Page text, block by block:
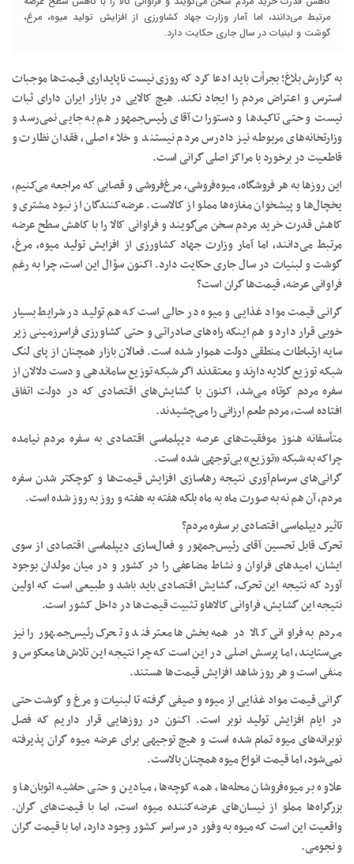
مرتبط می‌دانند، اما آمار وزارت جهاد کشاورزی از افزایش تولید میوه، مرغ،
گوشت و لبنیات در سال جاری حکایت دارد.
به گزارش بلاغ؛ بجرأت باید ادعا کرد که روزی نیست ناپایداری قیمت‌ها موجبات
استرس و اعتراض مردم را ایجاد نکند. هیچ کالایی در بازار ایران دارای ثبات
نیست و حتی تاکیدها و دستورات آقای رئیس‌جمهور هم به جایی نمی‌رسد و
وزارتخانه‌های مربوطه نیز دادرس مردم نیستند و خلاء اصلی، فقدان نظارت و
قاطعیت در برخورد با مراکز اصلی گرانی است.
این روز‌ها به هر فروشگاه، میوه‌فروشی، مرغ‌فروشی و قصابی که مراجعه می‌کنیم،
یخچال‌ها و پیشخوان مغازه‌ها مملو از کالاست. عرضه‌کنندگان از نبود مشتری و
کاهش قدرت خرید مردم سخن می‌گویند و فراوانی کالا را با کاهش سطح عرضه
مرتبط می‌دانند، اما آمار وزارت جهاد کشاورزی از افزایش تولید میوه، مرغ،
گوشت و لبنیات در سال جاری حکایت دارد. اکنون سؤال این است، چرا به رغم
فراوانی عرضه، قیمت‌ها گران است؟
گرانی قیمت مواد غذایی و میوه در حالی است که هم تولید در شرایط بسیار
خوبی قرار دارد و هم اینکه راه‌های صادراتی و حتی کشاورزی فراسرزمینی زیر
سایه ارتباطات منطقی دولت هموار شده است. فعالان بازار همچنان از پای لنگ
شبکه توزیع گلایه دارند و معتقدند اگر شبکه توزیع ساماندهی و دست دلالان از
سفره مردم کوتاه می‌شد، اکنون با گشایش‌های اقتصادی که در دولت اتفاق
افتاده است، مردم طعم ارزانی را می‌چشیدند.
متأسفانه هنوز موفقیت‌های عرصه دیپلماسی اقتصادی به سفره مردم نیامده
چراکه به شبکه «توزیع» بی‌توجهی شده است.
گرانی‌های سرسام‌آوری نتیجه رهاسازی افزایش قیمت‌ها و کوچکتر شدن سفره
مردم، آن هم نه به صورت ماه به ماه بلکه هفته به هفته و روز به روز شده است.
تاثیر دیپلماسی اقتصادی بر سفره مردم؟
تحرک قابل تحسین آقای رئیس‌جمهور و فعال‌سازی دیپلماسی اقتصادی از سوی
ایشان، امیدهای فراوان و نشاط مضاعفی را در کشور و در میان مولدان بوجود
آورد که نتیجه این تحرک، گشایش اقتصادی باید باشد و طبیعی است که اولین
نتیجه این گشایش، فراوانی کالاهاو تثبیت قیمت‌ها در داخل کشور است.
مردم به فراوانی کالا در همه بخش‌ها معترفند و تحرک رئیس‌جمهور را نیز
می‌ستایند، اما پرسش اصلی در این است که چرا نتیجه این تلاش‌ها معکوس و
منفی است و هر روز شاهد افزایش قیمت‌ها هستند.
گرانی قیمت مواد غذایی از میوه و صیفی گرفته تا لبنیات و مرغ و گوشت حتی
در ایام افزایش تولید نوبر است. اکنون در روز‌هایی قرار داریم که فصل
نوبرانه‌های میوه تمام شده است و هیچ توجیهی برای عرضه میوه گران پذیرفته
نمی‌شود، اما قیمت انواع میوه همچنان بالاست.
علاوه بر میوه‌فروشان محله‌ها، همه کوچه‌ها، میادین و حتی حاشیه اتوبان‌ها و
بزرگراه‌ها مملو از نیسان‌های عرضه‌کننده میوه است، اما با قیمت‌های گران.
واقعیت این است که میوه به وفور در سراسر کشور وجود دارد، اما با قیمت گران
و نجومی.